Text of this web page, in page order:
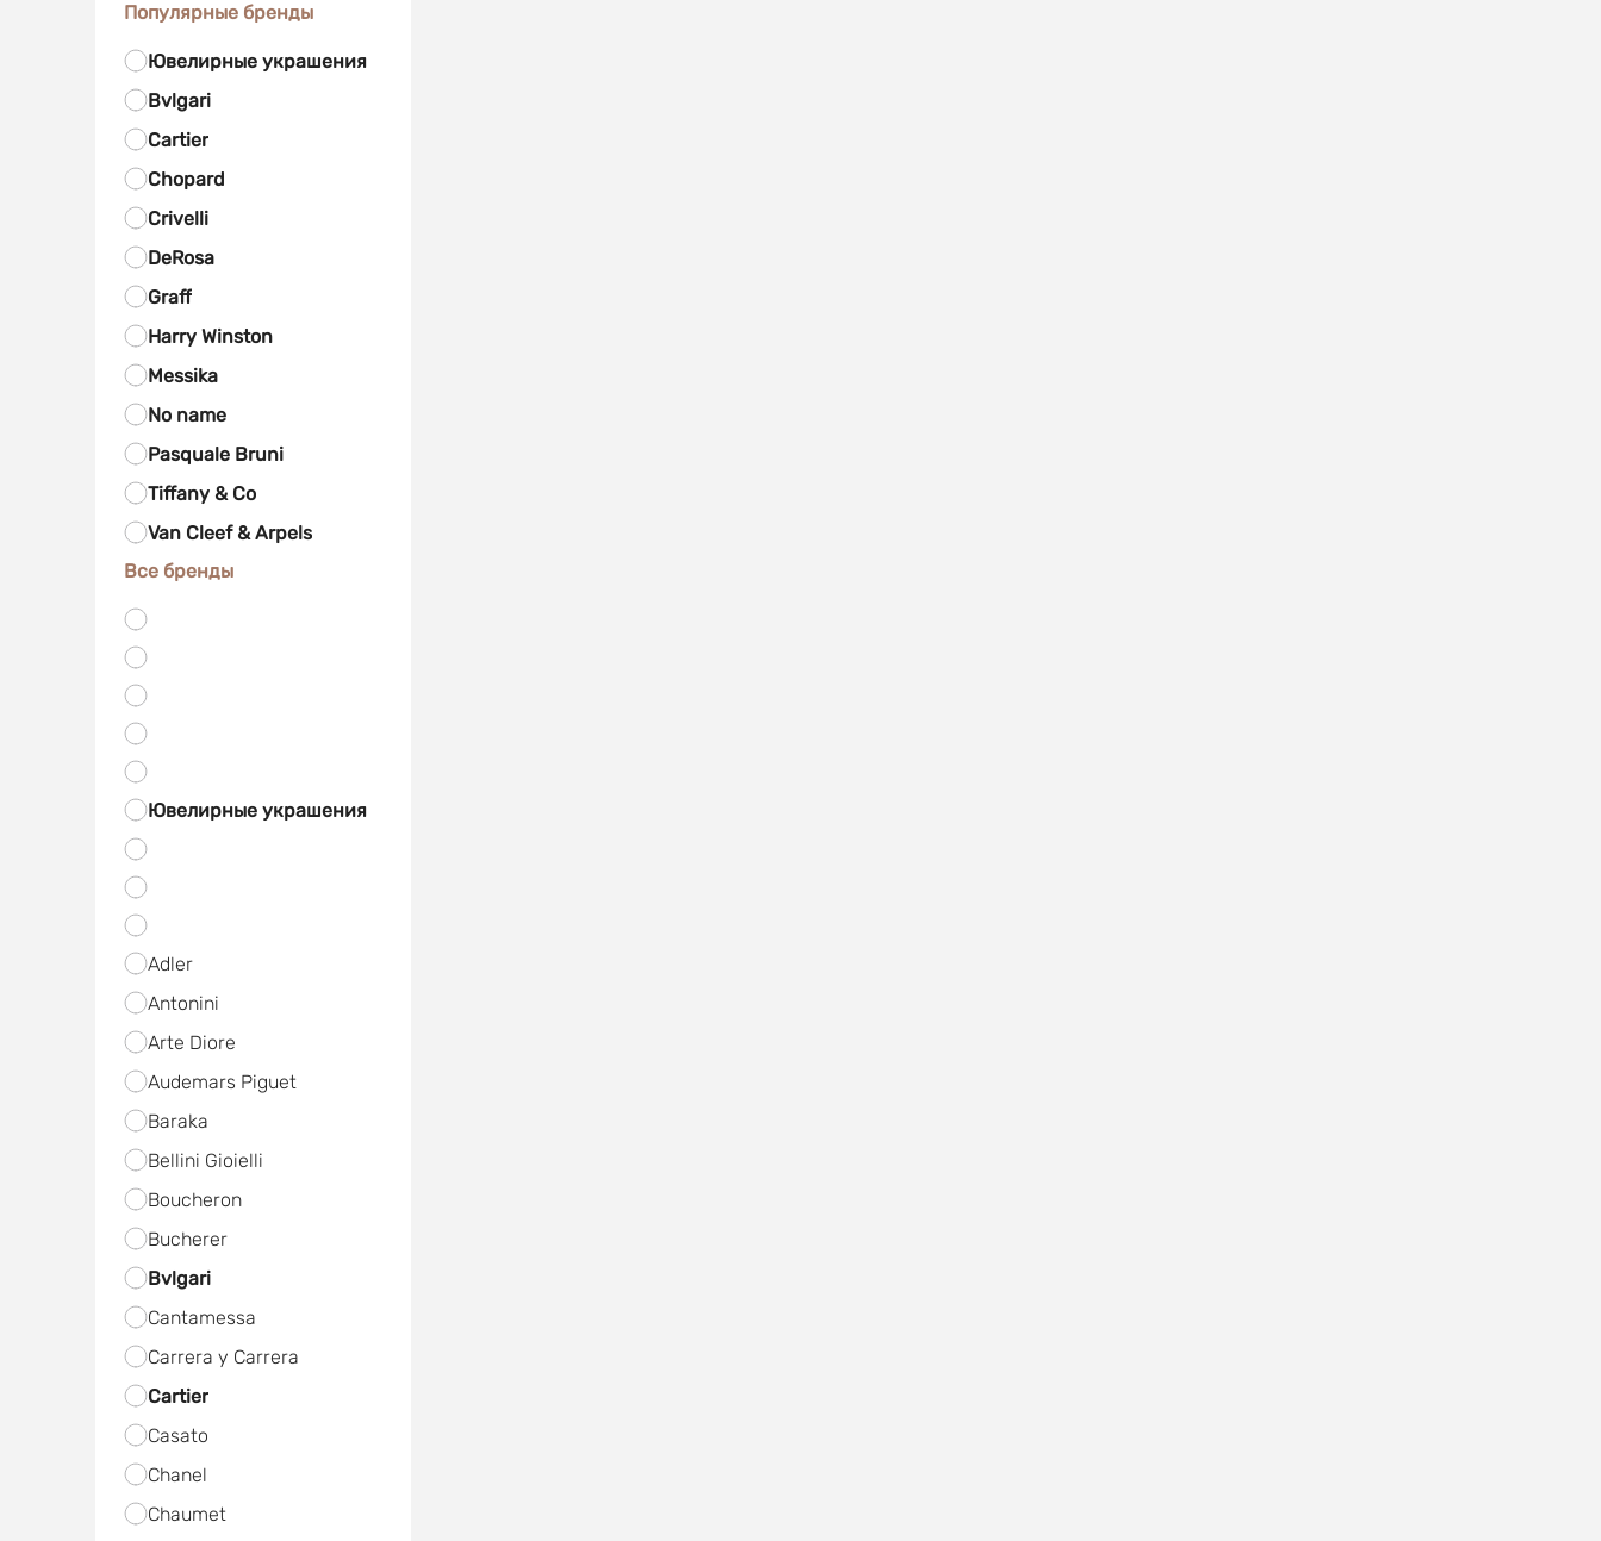
Популярные бренды
Ювелирные украшения
Bvlgari
Cartier
Chopard
Crivelli
DeRosa
Graff
Harry Winston
Messika
No name
Pasquale Bruni
Tiffany & Co
Van Cleef & Arpels
Все бренды
Ювелирные украшения
Adler
Antonini
Arte Diore
Audemars Piguet
Baraka
Bellini Gioielli
Boucheron
Bucherer
Bvlgari
Cantamessa
Carrera y Carrera
Cartier
Casato
Chanel
Chaumet